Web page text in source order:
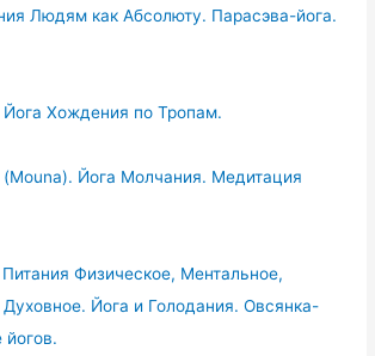
Людям как Абсолюту. Парасэва-йога.
Йога Хождения по Тропам.
Йога Молчания. Медитация
Физическое, Ментальное,
Йога и Голодания. Овсянка-
йогов.